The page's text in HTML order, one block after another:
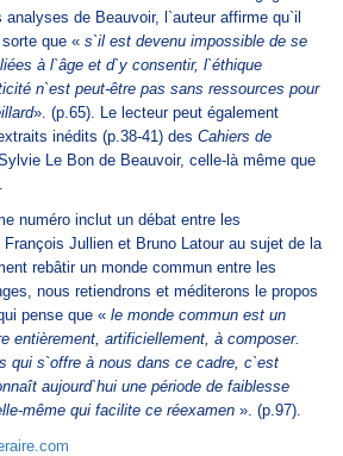
de Beauvoir, l`auteur affirme qu`il
que « s`il est devenu impossible de se
à l`âge et d`y consentir, l`éthique
n`est peut-être pas sans ressources pour
». (p.65). Le lecteur peut également
inédits (p.38-41) des Cahiers de
Le Bon de Beauvoir, celle-là même que
numéro inclut un débat entre les
Jullien et Bruno Latour au sujet de la
rebâtir un monde commun entre les
nous retiendrons et méditerons le propos
pense que « le monde commun est un
entièrement, artificiellement, à composer.
qui s`offre à nous dans ce cadre, c`est
aujourd`hui une période de faiblesse
même qui facilite ce réexamen ». (p.97).